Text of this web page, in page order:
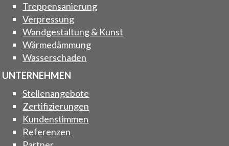
Treppensanierung
Verpressung
Wandgestaltung & Kunst
Wärmedämmung
Wasserschaden
UNTERNEHMEN
Stellenangebote
Zertifizierungen
Kundenstimmen
Referenzen